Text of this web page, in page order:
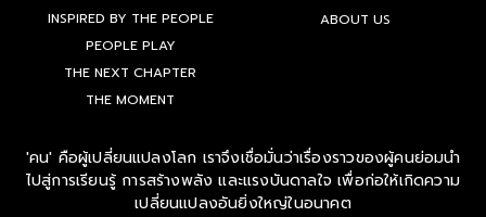
INSPIRED BY THE PEOPLE
PEOPLE PLAY
THE NEXT CHAPTER
THE MOMENT
ABOUT US
'คน' คือผู้เปลี่ยนแปลงโลก เราจึงเชื่อมั่นว่าเรื่องราวของผู้คนย่อมนำ
ไปสู่การเรียนรู้ การสร้างพลัง และแรงบันดาลใจ เพื่อก่อให้เกิดความ
เปลี่ยนแปลงอันยิ่งใหญ่ในอนาคต